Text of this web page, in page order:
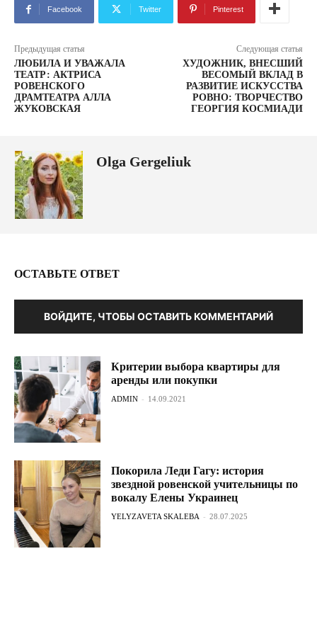
Facebook Twitter Pinterest
Предыдущая статья
ЛЮБИЛА И УВАЖАЛА
ТЕАТР: АКТРИСА
РОВЕНСКОГО
ДРАМТЕАТРА АЛЛА
ЖУКОВСКАЯ
Следующая статья
ХУДОЖНИК, ВНЕСШИЙ
ВЕСОМЫЙ ВКЛАД В
РАЗВИТИЕ ИСКУССТВА
РОВНО: ТВОРЧЕСТВО
ГЕОРГИЯ КОСМИАДИ
Olga Gergeliuk
ОСТАВЬТЕ ОТВЕТ
ВОЙДИТЕ, ЧТОБЫ ОСТАВИТЬ КОММЕНТАРИЙ
Критерии выбора квартиры для
аренды или покупки
ADMIN - 14.09.2021
Покорила Леди Гагу: история
звездной ровенской учительницы по
вокалу Елены Украинец
YELYZAVETA SKALEBA - 28.07.2025